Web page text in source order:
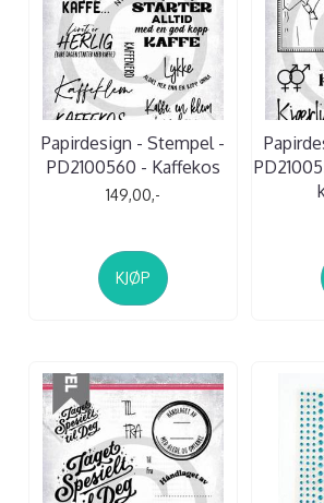
Papirdesign - Stempel -
PD2100560 - Kaffekos
149,00,-
KJØP